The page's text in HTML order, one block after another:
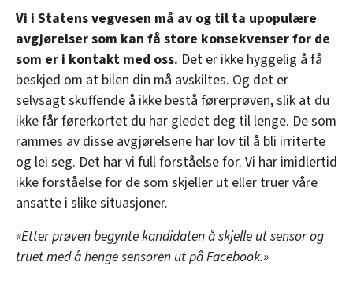
Vi i Statens vegvesen må av og til ta upopulære
avgjørelser som kan få store konsekvenser for de
som er i kontakt med oss. Det er ikke hyggelig å få
beskjed om at bilen din må avskiltes. Og det er
selvsagt skuffende å ikke bestå førerprøven, slik at du
ikke får førerkortet du har gledet deg til lenge. De som
rammes av disse avgjørelsene har lov til å bli irriterte
og lei seg. Det har vi full forståelse for. Vi har imidlertid
ikke forståelse for de som skjeller ut eller truer våre
ansatte i slike situasjoner.
«Etter prøven begynte kandidaten å skjelle ut sensor og
truet med å henge sensoren ut på Facebook.»